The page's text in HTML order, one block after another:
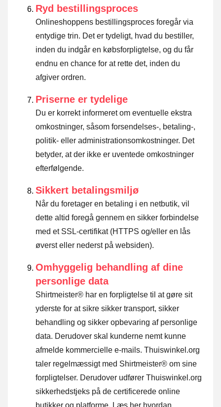
Ryd bestillingsproces
Onlineshoppens bestillingsproces foregår via
entydige trin. Det er tydeligt, hvad du bestiller,
inden du indgår en købsforpligtelse, og du får
endnu en chance for at rette det, inden du
afgiver ordren.
Priserne er tydelige
Du er korrekt informeret om eventuelle ekstra
omkostninger, såsom forsendelses-, betaling-,
politik- eller administrationsomkostninger. Det
betyder, at der ikke er uventede omkostninger
efterfølgende.
Sikkert betalingsmiljø
Når du foretager en betaling i en netbutik, vil
dette altid foregå gennem en sikker forbindelse
med et SSL-certifikat (HTTPS og/eller en lås
øverst eller nederst på websiden).
Omhyggelig behandling af dine
personlige data
Shirtmeister® har en forpligtelse til at gøre sit
yderste for at sikre sikker transport, sikker
behandling og sikker opbevaring af personlige
data. Derudover skal kunderne nemt kunne
afmelde kommercielle e-mails. Thuiswinkel.org
taler regelmæssigt med Shirtmeister® om sine
forpligtelser. Derudover udfører Thuiswinkel.org
sikkerhedstjeks på de certificerede online
butikker og platforme. Læs her hvordan